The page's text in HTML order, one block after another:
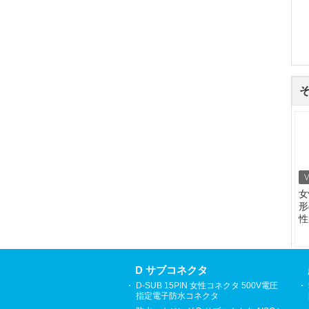
D サブコネクタ
D-SUB 15PIN 女性コネクタ 500V電圧
指定電子防水コネクタ